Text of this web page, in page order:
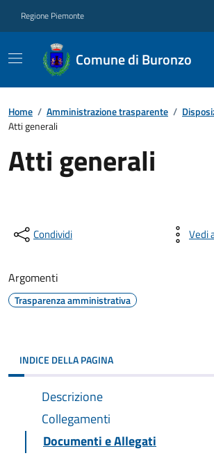
Regione Piemonte
Comune di Buronzo
Home / Amministrazione trasparente /
Atti generali
Atti generali
Condividi Vedi
Argomenti
Trasparenza amministrativa
INDICE DELLA PAGINA
Descrizione
Collegamenti
Documenti e Allegati